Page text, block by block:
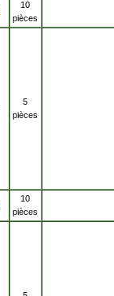
10
pièces
5
pièces
10
pièces